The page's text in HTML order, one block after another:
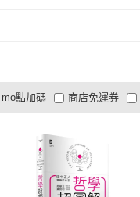
mo點加碼
大家電安心配
大家電快配
商店免運券
及以上 3 及以上